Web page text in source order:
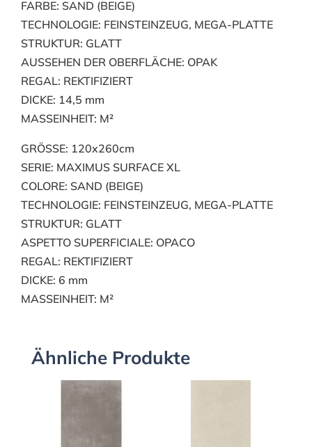
FARBE: SAND (BEIGE)
TECHNOLOGIE: FEINSTEINZEUG, MEGA-PLATTE
STRUKTUR: GLATT
AUSSEHEN DER OBERFLÄCHE: OPAK
REGAL: REKTIFIZIERT
DICKE: 14,5 mm
MASSEINHEIT: M²
GRÖSSE: 120x260cm
SERIE: MAXIMUS SURFACE XL
COLORE: SAND (BEIGE)
TECHNOLOGIE: FEINSTEINZEUG, MEGA-PLATTE
STRUKTUR: GLATT
ASPETTO SUPERFICIALE: OPACO
REGAL: REKTIFIZIERT
DICKE: 6 mm
MASSEINHEIT: M²
Ähnliche Produkte